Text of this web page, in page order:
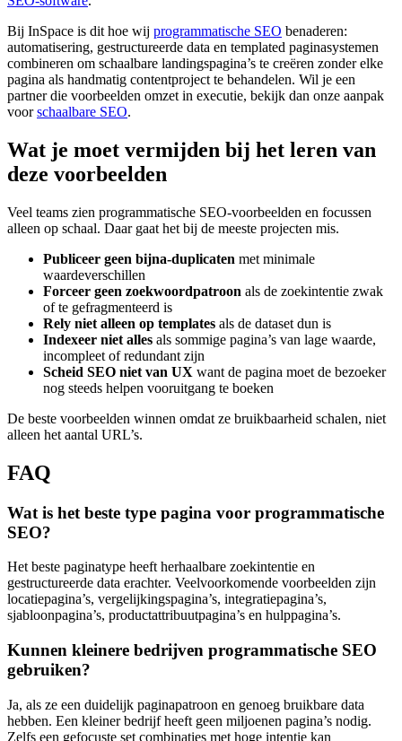
Bij InSpace is dit hoe wij programmatische SEO benaderen:
automatisering, gestructureerde data en templated paginasystemen
combineren om schaalbare landingspagina’s te creëren zonder elke
pagina als handmatig contentproject te behandelen. Wil je een
partner die voorbeelden omzet in executie, bekijk dan onze aanpak
voorschaalbare SEO.
Wat je moet vermijden bij het leren van
deze voorbeelden
Veel teams zien programmatische SEO-voorbeelden en focussen
alleen op schaal. Daar gaat het bij de meeste projecten mis.
Publiceer geen bijna-duplicaten met minimale
waardeverschillen
Forceer geen zoekwoordpatroon als de zoekintentie zwak
of te gefragmenteerd is
Rely niet alleen op templates als de dataset dun is
Indexeer niet alles als sommige pagina’s van lage waarde,
incompleet of redundant zijn
Scheid SEO niet van UX want de pagina moet de bezoeker
nog steeds helpen vooruitgang te boeken
De beste voorbeelden winnen omdat ze bruikbaarheid schalen, niet
alleen het aantal URL’s.
FAQ
Wat is het beste type pagina voor programmatische
SEO?
Het beste paginatype heeft herhaalbare zoekintentie en
gestructureerde data erachter. Veelvoorkomende voorbeelden zijn
locatiepagina’s, vergelijkingspagina’s, integratiepagina’s,
sjabloonpagina’s, productattribuutpagina’s en hulppagina’s.
Kunnen kleinere bedrijven programmatische SEO
gebruiken?
Ja, als ze een duidelijk paginapatroon en genoeg bruikbare data
hebben. Een kleiner bedrijf heeft geen miljoenen pagina’s nodig.
Zelfs een gefocuste set combinaties met hoge intentie kan